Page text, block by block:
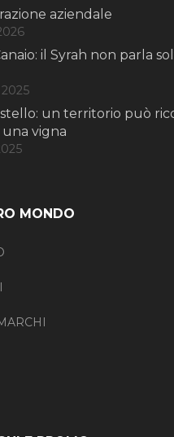
aziendale
il Syrah non parla
un territorio può
vigna
MONDO